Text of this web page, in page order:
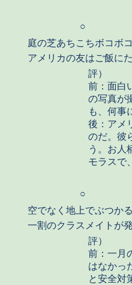
○
庭の芝あちこちボコボ
アメリカの友はご飯に
評）
前：面白
の写真が
も、何事
後：アメ
のだ。彼
う。お人
モラスで
○
空でなく地上でぶつか
一割のクラスメイトが
評）
前：一月
はなかっ
と安全対